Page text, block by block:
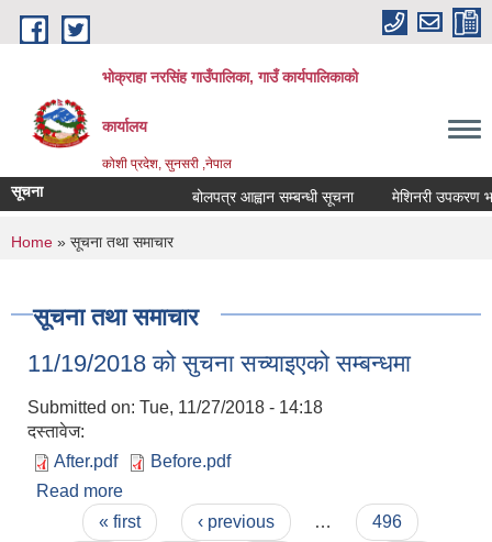
Skip to main content
भोक्राहा नरसिंह गाउँपालिका, गाउँ कार्यपालिकाको
कार्यालय
कोशी प्रदेश, सुनसरी ,नेपाल
सूचना बोलपत्र आह्वान सम्बन्धी सूचना मेशिनरी उपकरण
You are here
Home » सूचना तथा समाचार
सूचना तथा समाचार
11/19/2018 को सुचना सच्याइएको सम्बन्धमा
Submitted on: Tue, 11/27/2018 - 14:18
दस्तावेज:
After.pdf
Before.pdf
Read more
Pages« first ‹ previous …
496